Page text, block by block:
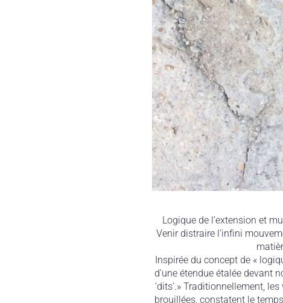
Logique de l’extension et
Venir distraire l’infini
Inspirée du concept de «
d’une étendue étalée devant
‘dits’.» Traditionnellement,
brouillées, constatent le